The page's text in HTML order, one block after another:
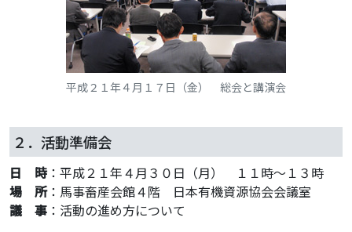
平成２１年４月１７日（金） 総会と講演会
２．活動準備会
日 時：平成２１年４月３０日（月） １１時～１３時
場 所：馬事畜産会館４階 日本有機資源協会会議室
議 事 ：活動の進め方について